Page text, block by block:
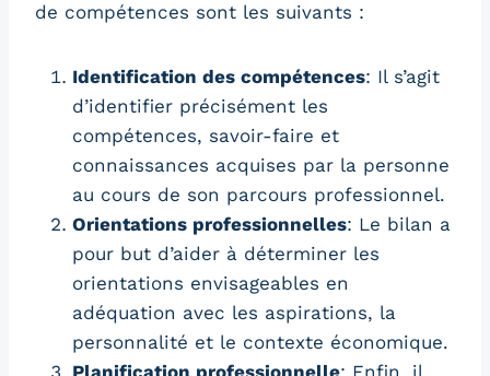
de compétences sont les suivants :
Identification des compétences: Il s’agit
d’identifier précisément les
compétences, savoir-faire et
connaissances acquises par la personne
au cours de son parcours professionnel.
Orientations professionnelles: Le bilan a
pour but d’aider à déterminer les
orientations envisageables en
adéquation avec les aspirations, la
personnalité et le contexte économique.